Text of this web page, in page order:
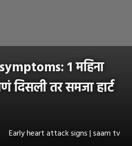
1 महिना
दिसली तर समजा हार्ट
Early heart attack signs | saam tv